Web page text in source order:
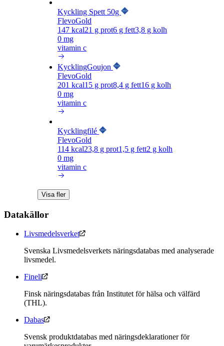
Kyckling Spett 50g
FlevoGold
147 kcal21 g prot6 g fett3,8 g kolh
0 mg
vitamin c
KycklingGoujon
FlevoGold
201 kcal15 g prot8,4 g fett16 g kolh
0 mg
vitamin c
Kycklingfilé
FlevoGold
114 kcal23,8 g prot1,5 g fett2 g kolh
0 mg
vitamin c
Visa fler
Datakällor
Livsmedelsverket
Svenska Livsmedelsverkets näringsdatabas med analyserade
livsmedel.
Fineli
Finsk näringsdatabas från Institutet för hälsa och välfärd
(THL).
Dabas
Svensk produktdatabas med näringsdeklarationer för